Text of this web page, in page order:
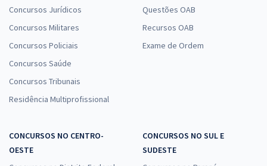
Concursos Jurídicos
Concursos Militares
Concursos Policiais
Concursos Saúde
Concursos Tribunais
Residência Multiprofissional
Questões OAB
Recursos OAB
Exame de Ordem
CONCURSOS NO CENTRO-
OESTE
CONCURSOS NO SUL E
SUDESTE